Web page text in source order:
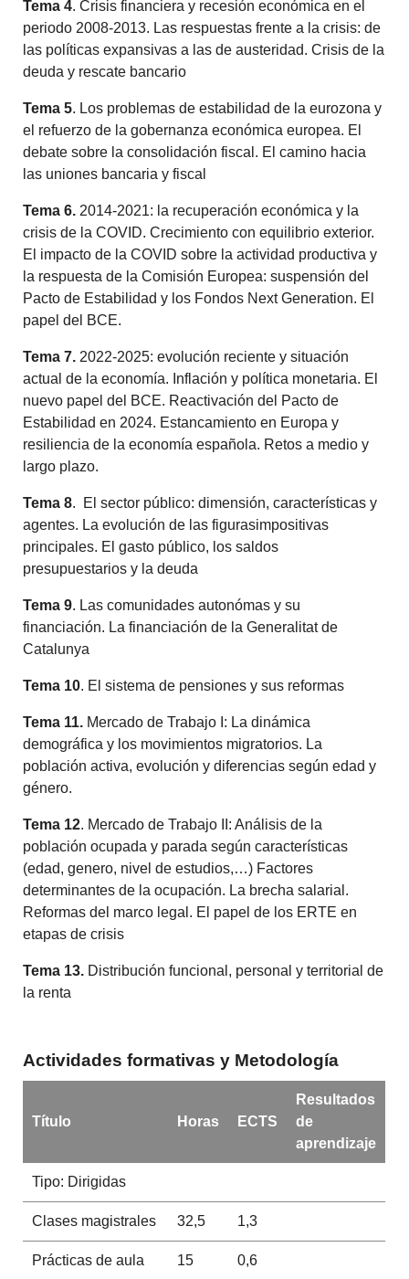
Tema 4. Crisis financiera y recesión económica en el
periodo 2008-2013. Las respuestas frente a la crisis: de
las políticas expansivas a las de austeridad. Crisis de la
deuda y rescate bancario
Tema 5. Los problemas de estabilidad de la eurozona y
el refuerzo de la gobernanza económica europea. El
debate sobre la consolidación fiscal. El camino hacia
las uniones bancaria y fiscal
Tema 6. 2014-2021: la recuperación económica y la
crisis de la COVID. Crecimiento con equilibrio exterior.
El impacto de la COVID sobre la actividad productiva y
la respuesta de la Comisión Europea: suspensión del
Pacto de Estabilidad y los Fondos Next Generation. El
papel del BCE.
Tema 7. 2022-2025: evolución reciente y situación
actual de la economía. Inflación y política monetaria. El
nuevo papel del BCE. Reactivación del Pacto de
Estabilidad en 2024. Estancamiento en Europa y
resiliencia de la economía española. Retos a medio y
largo plazo.
Tema 8. El sector público: dimensión, características y
agentes. La evolución de las figurasimpositivas
principales. El gasto público, los saldos
presupuestarios y la deuda
Tema 9. Las comunidades autonómas y su
financiación. La financiación de la Generalitat de
Catalunya
Tema 10. El sistema de pensiones y sus reformas
Tema 11. Mercado de Trabajo I: La dinámica
demográfica y los movimientos migratorios. La
población activa, evolución y diferencias según edad y
género.
Tema 12. Mercado de Trabajo II: Análisis de la
población ocupada y parada según características
(edad, genero, nivel de estudios,…) Factores
determinantes de la ocupación. La brecha salarial.
Reformas del marco legal. El papel de los ERTE en
etapas de crisis
Tema 13. Distribución funcional, personal y territorial de
la renta
Actividades formativas y Metodología
Título Horas ECTS
Resultados
de
aprendizaje
Tipo: Dirigidas
Clases magistrales 32,5 1,3
Prácticas de aula 15 0,6